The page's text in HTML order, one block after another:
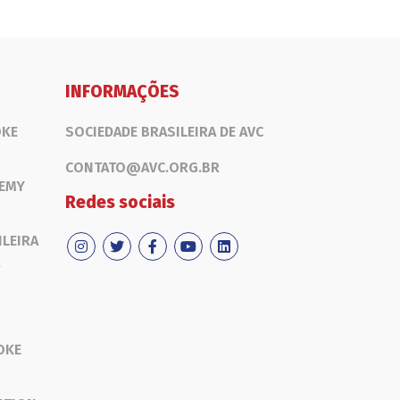
INFORMAÇÕES
SOCIEDADE BRASILEIRA DE AVC
CONTATO@AVC.ORG.BR
Redes sociais